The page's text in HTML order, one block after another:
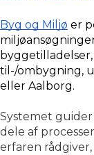
Byg og Miljø er
til-/ombygning,
eller Aalborg.
Systemet
dele af
erfaren rådgiver,